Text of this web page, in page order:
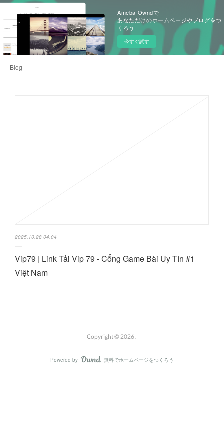
Ameba Owndで
あなただけのホームページやブログをつ
くろう
今すぐ試す
Blog
2025.10.28 04:04
Vip79 | Link Tải Vip 79 - Cổng Game Bài Uy Tín #1
Việt Nam
Copyright © 2026.
Powered by AmebaOwnd
無料でホームページをつくろう